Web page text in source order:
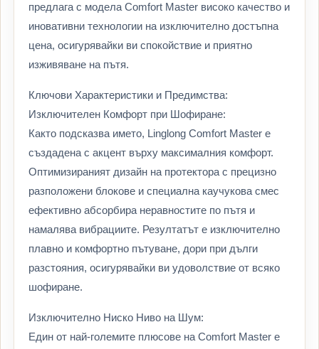
предлага с модела Comfort Master високо качество и
иновативни технологии на изключително достъпна
цена, осигурявайки ви спокойствие и приятно
изживяване на пътя.
Ключови Характеристики и Предимства:
Изключителен Комфорт при Шофиране:
Както подсказва името, Linglong Comfort Master е
създадена с акцент върху максималния комфорт.
Оптимизираният дизайн на протектора с прецизно
разположени блокове и специална каучукова смес
ефективно абсорбира неравностите по пътя и
намалява вибрациите. Резултатът е изключително
плавно и комфортно пътуване, дори при дълги
разстояния, осигурявайки ви удоволствие от всяко
шофиране.
Изключително Ниско Ниво на Шум:
Един от най-големите плюсове на Comfort Master е